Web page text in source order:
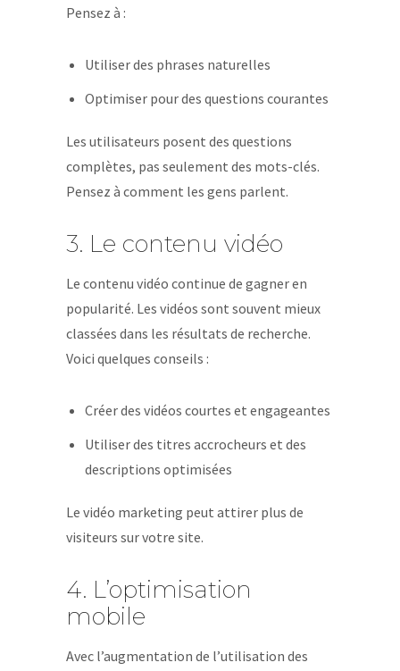
Pensez à :
Utiliser des phrases naturelles
Optimiser pour des questions courantes
Les utilisateurs posent des questions
complètes, pas seulement des mots-clés.
Pensez à comment les gens parlent.
3. Le contenu vidéo
Le contenu vidéo continue de gagner en
popularité. Les vidéos sont souvent mieux
classées dans les résultats de recherche.
Voici quelques conseils :
Créer des vidéos courtes et engageantes
Utiliser des titres accrocheurs et des
descriptions optimisées
Le vidéo marketing peut attirer plus de
visiteurs sur votre site.
4. L’optimisation
mobile
Avec l’augmentation de l’utilisation des